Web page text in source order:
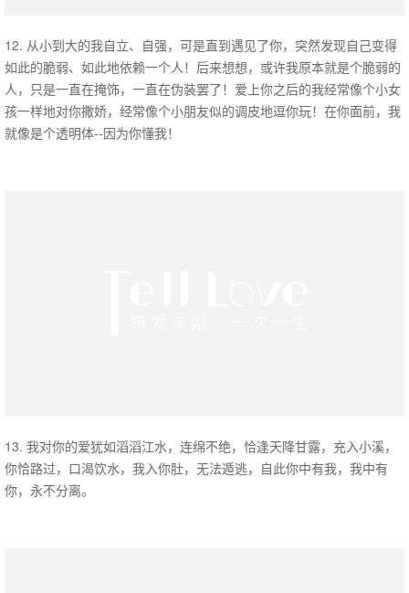
12. 从小到大的我自立、自强，可是直到遇见了你，突然发现自己变得
如此的脆弱、如此地依赖一个人！后来想想，或许我原本就是个脆弱的
人，只是一直在掩饰，一直在伪装罢了！爱上你之后的我经常像个小女
孩一样地对你撒娇，经常像个小朋友似的调皮地逗你玩！在你面前，我
就像是个透明体--因为你懂我！
13. 我对你的爱犹如滔滔江水，连绵不绝，恰逢天降甘露，充入小溪，
你恰路过，口渴饮水，我入你肚，无法遁逃，自此你中有我，我中有
你，永不分离。